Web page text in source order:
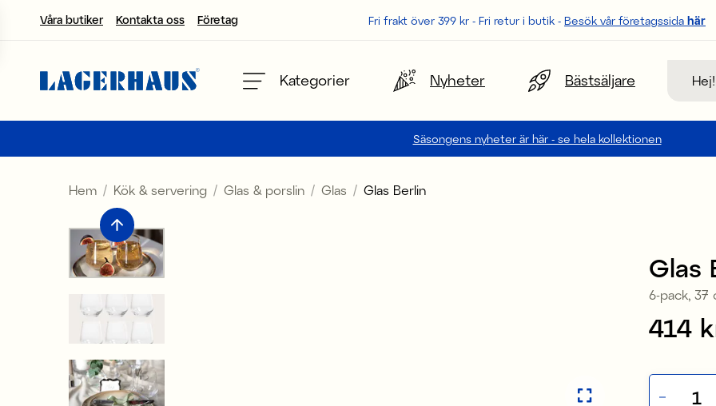
Våra butiker Kontakta oss Företag Fri frakt över 399 kr - Fri retur i butik - Besök vår företagssida här
Kategorier Nyheter Bästsäljare
Säsongens nyheter är här - se hela kollektionen
Välj språk / valuta
FI / EUR
NO / NKR
SE / SEK
Hem Kök & servering Glas & porslin Glas Glas Berlin
Glas
6-pack, 37
Pris :
414